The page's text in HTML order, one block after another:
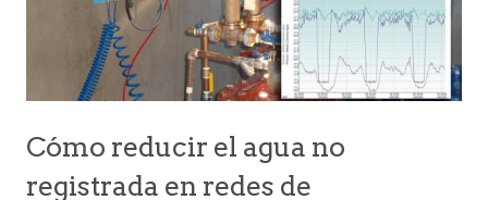
Cómo reducir el agua no
registrada en redes de